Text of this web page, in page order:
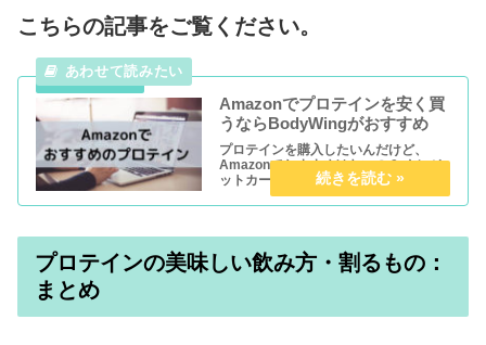
こちらの記事をご覧ください。
Amazonでプロテインを安く買
うならBodyWingがおすすめ
プロテインを購入したいんだけど、
Amazonでおすすめはないの？ クレジ
ットカードのない人におすすめのプロ
テイン教えて！ こんな疑問・要望にお
答えします。 本記事の内容 ・Amazon
レジットカードのない...
プロテインの美味しい飲み方・割るもの：
まとめ